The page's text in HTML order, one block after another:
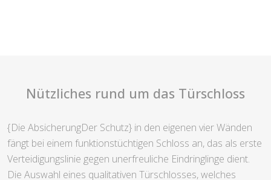
Nützliches rund um das Türschloss
{Die AbsicherungDer Schutz} in den eigenen vier Wänden
fängt bei einem funktionstüchtigen Schloss an, das als erste
Verteidigungslinie gegen unerfreuliche Eindringlinge dient.
Die Auswahl eines qualitativen Türschlosses, welches